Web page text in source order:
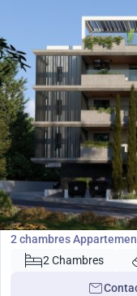
€ 198 000
Appartement
2 chambres
2 Chambres